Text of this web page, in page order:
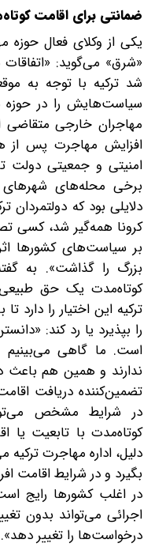
ضمانتی برای اقامت
یکی از وکلای فعال حوزه
«شرق» می‌گوید:
شد ترکیه با توجه به
سیاست‌هایش را در حوزه
مهاجران خارجی متقاضی
افزایش مهاجرت پس از
امنیتی و جمعیتی دولت
برخی محله‌های شهرهای
دلایلی بود که دولتمردان
کرونا همه‌گیر شد، کسی
بر سیاست‌های کشورها اثر
بزرگ را گذاشت». به
کوتاه‌مدت یک حق
ترکیه این اختیار را دارد
را بپذیرد یا رد کند:
است. ما گاهی می‌بینیم
ندارند و همین هم باعث
تضمین‌کننده دریافت
در شرایط مشخص
کوتاه‌مدت با تابعیت یا
دلیل، اداره مهاجرت
بگیرد و در شرایط اقامت
در اغلب کشورها رایج
اجرائی می‌تواند بدون
درخواست‌ها را تغییر دهد».